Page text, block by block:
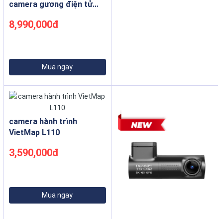
camera gương điện tử
8,990,000đ
Mua ngay
camera hành trình
VietMap L110
3,590,000đ
Mua ngay